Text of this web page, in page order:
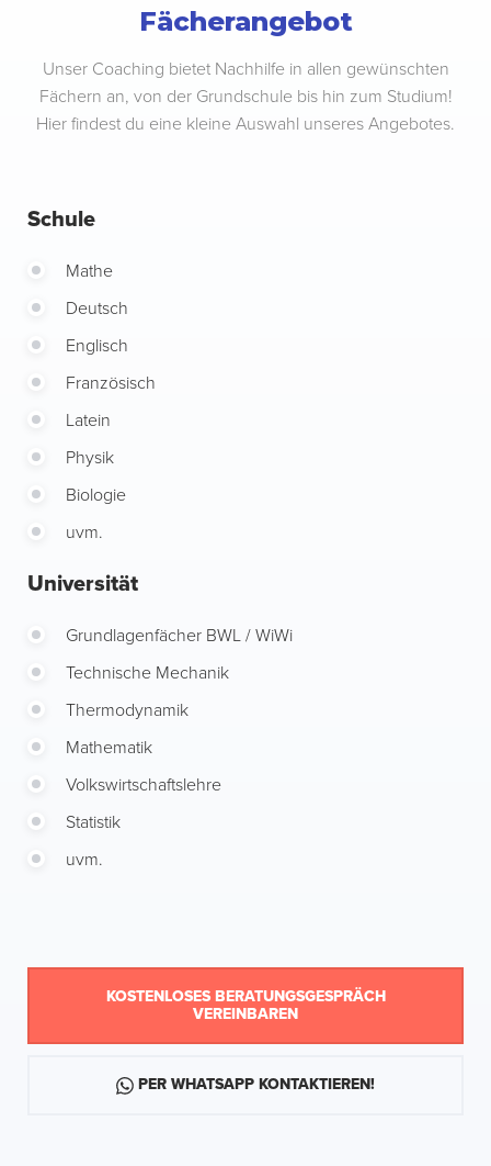
Fächerangebot
Unser Coaching bietet Nachhilfe in allen gewünschten
Fächern an, von der Grundschule bis hin zum Studium!
Hier findest du eine kleine Auswahl unseres Angebotes.
Schule
Mathe
Deutsch
Englisch
Französisch
Latein
Physik
Biologie
uvm.
Universität
Grundlagenfächer BWL / WiWi
Technische Mechanik
Thermodynamik
Mathematik
Volkswirtschaftslehre
Statistik
uvm.
KOSTENLOSES BERATUNGSGESPRÄCH
VEREINBAREN
PER WHATSAPP KONTAKTIEREN!